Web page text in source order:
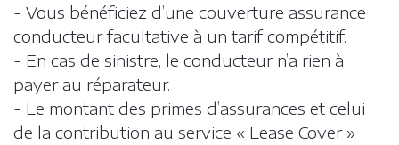
- Vous bénéficiez d’une couverture assurance
conducteur facultative à un tarif compétitif.
- En cas de sinistre, le conducteur n’a rien à
payer au réparateur.
- Le montant des primes d’assurances et celui
de la contribution au service « Lease Cover »